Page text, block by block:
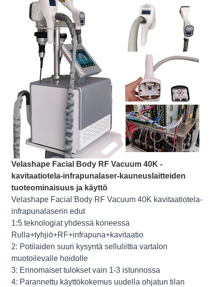
Velashape Facial Body RF Vacuum 40K -
kavitaatiotela-infrapunalaser-kauneuslaitteiden
tuoteominaisuus ja käyttö
Velashape Facial Body RF Vacuum 40K kavitaatiotela-
infrapunalaserin edut
1:5 teknologiat yhdessä koneessa
Rulla+tyhjiö+RF+infrapuna+kavitaatio
2: Potilaiden suuri kysyntä selluliittia vartalon
muotoilevalle hoidolle
3: Erinomaiset tulokset vain 1-3 istunnossa
4: Parannettu käyttökokemus uudella ohjatun tilan